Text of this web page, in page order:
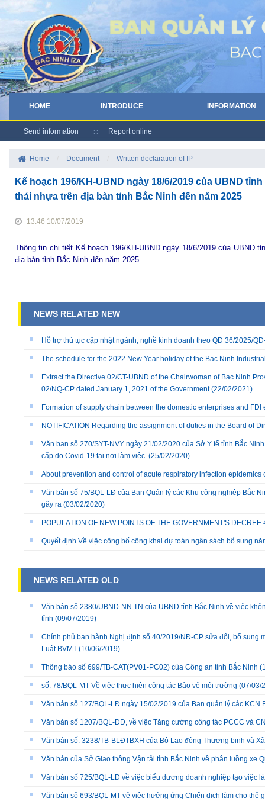
HOME INTRODUCE INFORMATION
Send information Report online
Home Document Written declaration of IP
Kế hoạch 196/KH-UBND ngày 18/6/2019 của UBND
thải nhựa trên địa bàn tỉnh Bắc Ninh đến năm 2025
13:46 10/07/2019
Thông tin chi tiết Kế hoạch 196/KH-UBNDngày 18/6/2019 của UBND
địa bàn tỉnh Bắc Ninh đến năm 2025
NEWS RELATED NEW
Hỗ trợ thủ tục cập nhật ngành, nghề kinh doanh theo QĐ 36/2025/
The schedule for the 2022 New Year holiday of the Bac Ninh
Extract the Directive 02/CT-UBND of the Chairwoman of Bac Ninh
02/NQ-CP dated January 1, 2021 of the Government(22/02/2021)
Formation of supply chain between the domestic enterprises and FDI
NOTIFICATION Regarding the assignment of duties in the Board of
Văn ban số 270/SYT-NVY ngày 21/02/2020 của Sở Y tế tỉnh Bắc
cấp do Covid-19 tại nơi làm việc. (25/02/2020)
About prevention and control of acute respiratory infection epidemics
Văn bản số 75/BQL-LĐ của Ban Quản lý các Khu công nghiệp Bắc
gây ra (03/02/2020)
POPULATION OF NEW POINTS OF THE GOVERNMENT'S
Quyết định Về việc công bố công khai dự toán ngân sách bổ sung
NEWS RELATED OLD
Văn bản số 2380/UBND-NN.TN của UBND tỉnh Bắc Ninh về việc
tỉnh (09/07/2019)
Chính phủ ban hành Nghị định số 40/2019/NĐ-CP sửa đổi, bổ sung
Luật BVMT (10/06/2019)
Thông báo số 699/TB-CAT(PV01-PC02) của Công an tỉnh Bắc Ninh
số: 78/BQL-MT Về việc thực hiện công tác Bảo vệ môi trường (07/03/
Văn bản số 127/BQL-LĐ ngày 15/02/2019 của Ban quản lý các KCN
Văn bản số 1207/BQL-ĐD, về việc Tăng cường công tác PCCC và
Văn bản số: 3238/TB-BLĐTBXH của Bộ Lao động Thương binh và
Văn bản của Sở Giao thông Vận tải tỉnh Bắc Ninh về phân luồng xe
Văn bản số 725/BQL-LĐ về việc biểu dương doanh nghiệp tạo việc
Văn bản số 693/BQL-MT về việc hưởng ứng Chiến dịch làm cho thế